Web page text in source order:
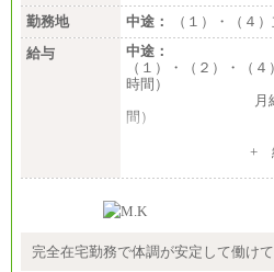
勤務地
中途：
（１）・（４
給与
中途：
（１）・（２）・（
時間）
月給191,000
間）
（３）月給191,000円
（５）月給147,800円
時給 1,226円（実
間額換算額）
・退職金相当手
+
完全在宅勤務で体調が安定して働け